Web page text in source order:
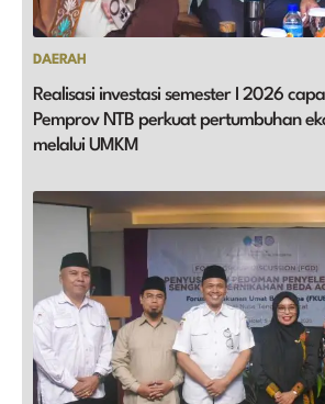
DAERAH
Realisasi investasi semester I 2026
Pemprov NTB perkuat pertumbuhan
melalui UMKM